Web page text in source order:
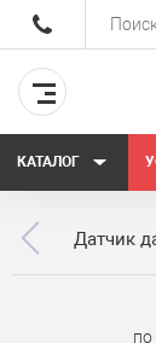
КАТАЛОГ
Датчик